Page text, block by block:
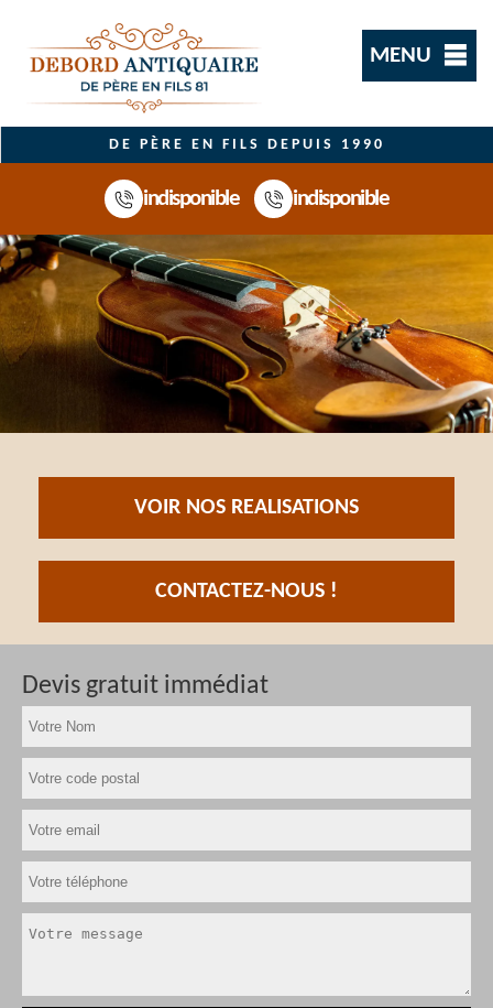
MENU
DE PÈRE EN FILS DEPUIS 1990
indisponible indisponible
VOIR NOS REALISATIONS
CONTACTEZ-NOUS !
Devis gratuit immédiat